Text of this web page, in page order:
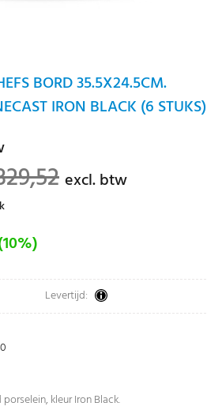
BORD 35.5X24.5CM.
IRON BLACK (6 STUKS)
excl. btw
Levertijd:
kleur Iron Black.